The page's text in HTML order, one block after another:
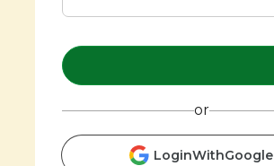
or
LoginWithGoogle